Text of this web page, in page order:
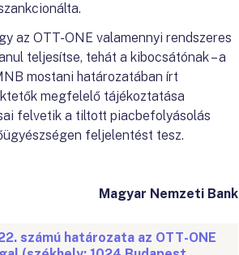
az OTT-ONE valamennyi rendszeres
teljesítse, tehát a kibocsátónak – a
mostani határozatában írt
megfelelő tájékoztatása
felvetik a tiltott piacbefolyásolás
feljelentést tesz.
Magyar Nemzeti Bank
számú határozata az OTT-ONE